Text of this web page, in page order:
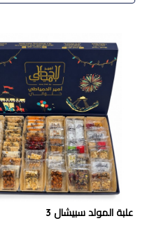
علبة المولد سبيشال 3